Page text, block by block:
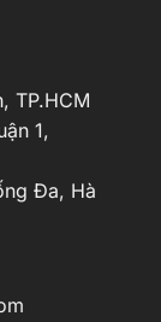
TP.HCM
1,
Đa, Hà